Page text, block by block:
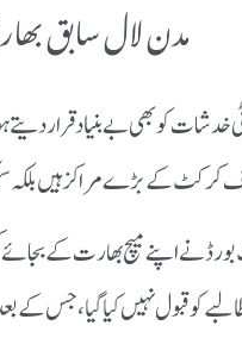
مدن لال سابق
کو بھی بے بنیاد قرار دیتے
کے بڑے مراکز ہیں بلکہ
نے اپنے میچ بھارت کے